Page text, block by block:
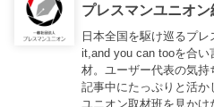
プレスマンユニオ
日本全国を駆け巡るプ
it,and you can tooを合い
材。ユーザー代表の気持
記事中にたっぷりと活
ユニオン取材班を見かけ